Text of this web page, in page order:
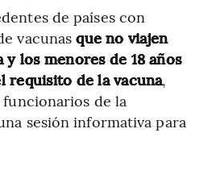
de países con
vacunasque no viajen
los menores de 18 años
requisito de la vacuna,
de la
sesión informativa para